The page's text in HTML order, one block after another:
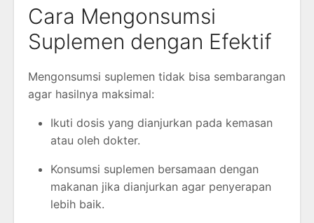
Cara Mengonsumsi
Suplemen dengan Efektif
Mengonsumsi suplemen tidak bisa sembarangan
agar hasilnya maksimal:
Ikuti dosis yang dianjurkan pada kemasan
atau oleh dokter.
Konsumsi suplemen bersamaan dengan
makanan jika dianjurkan agar penyerapan
lebih baik.